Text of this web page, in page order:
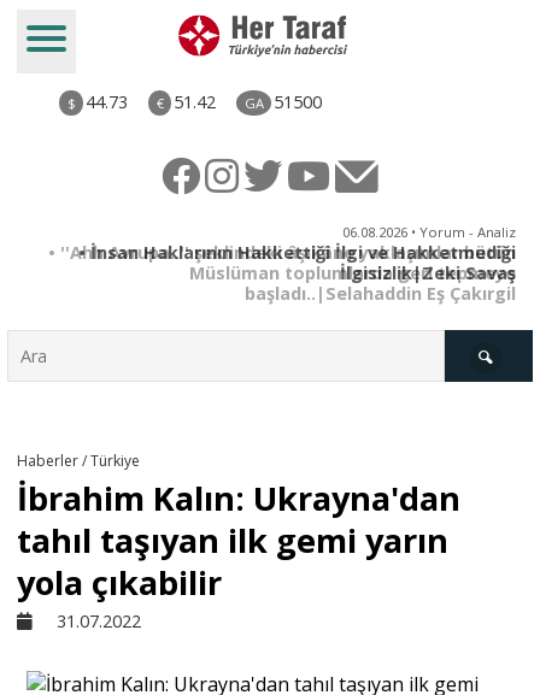
$ 44.73 € 51.42 GA 51500
06.08.2026 • Yorum - Analiz
• İnsan Haklarının Hakkettiği İlgi ve Hakketmediği
İlgisizlik|Zeki Savaş
Derkenar
Sivil Toplum
Kültür - Sanat
Haberler / Türkiye
İbrahim Kalın: Ukrayna'dan
tahıl taşıyan ilk gemi yarın
yola çıkabilir
31.07.2022